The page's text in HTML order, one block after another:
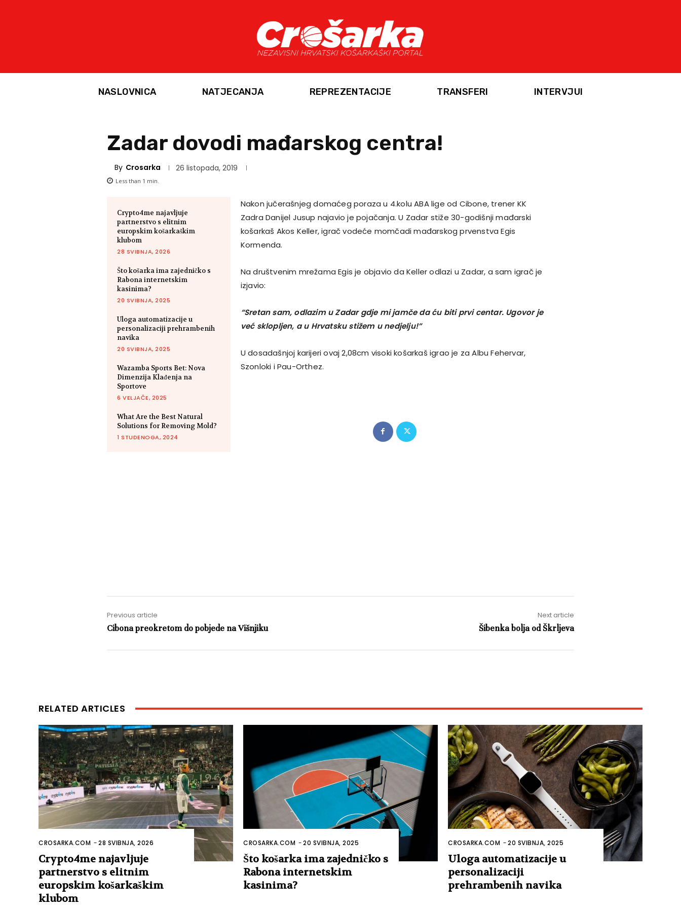
NASLOVNICA NATJECANJA REPREZENTACIJE TRANSFERI INTERVJUI
Zadar dovodi mađarskog centra!
By Crosarka 26 listopada, 2019
Less than 1 min.
Crypto4me najavljuje
partnerstvo s elitnim
europskim košarkaškim
klubom
28 SVIBNJA, 2026
Što košarka ima zajedničko s
Rabona internetskim
kasinima?
20 SVIBNJA, 2025
Uloga automatizacije u
personalizaciji prehrambenih
navika
20 SVIBNJA, 2025
Wazamba Sports Bet: Nova
Dimenzija Klađenja na
Sportove
6 VELJAČE, 2025
What Are the Best Natural
Solutions for Removing Mold?
1 STUDENOGA, 2024
Nakon jučerašnjeg domaćeg poraza u 4.kolu ABA lige od Cibone, trener KK
Zadra Danijel Jusup najavio je pojačanja. U Zadar stiže 30-godišnji mađarski
košarkaš Akos Keller, igrač vodeće momčadi mađarskog prvenstva Egis
Kormenda.
Na društvenim mrežama Egis je objavio da Keller odlazi u Zadar, a sam igrač je
izjavio:
“Sretan sam, odlazim u Zadar gdje mi jamče da ću biti prvi centar. Ugovor je
već sklopljen, a u Hrvatsku stižem u nedjelju!”
U dosadašnjoj karijeri ovaj 2,08cm visoki košarkaš igrao je za Albu Fehervar,
Szonloki i Pau-Orthez.
Previous article
Cibona preokretom do pobjede na Višnjiku
Next article
Šibenka bolja od Škrljeva
RELATED ARTICLES
CROSARKA.COM -28 SVIBNJA, 2026
Crypto4me najavljuje
partnerstvo s elitnim
europskim košarkaškim
klubom
CROSARKA.COM -20 SVIBNJA, 2025
Što košarka ima zajedničko s
Rabona internetskim
kasinima?
CROSARKA.COM -20 SVIBNJA, 2025
Uloga automatizacije u
personalizaciji
prehrambenih navika